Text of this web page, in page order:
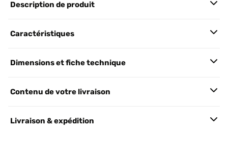
Description de produit
Caractéristiques
Dimensions et fiche technique
Contenu de votre livraison
Livraison & expédition